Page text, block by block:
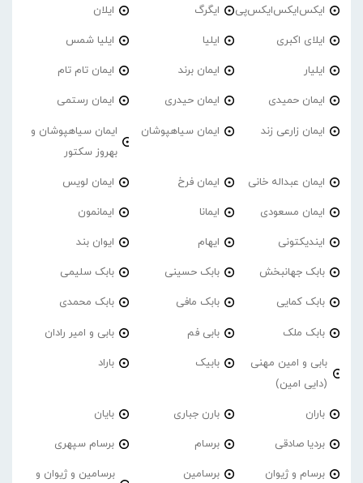
ایکس‌ایکس‌ایکس‌پی ایگرگ ایلان
ایلای اکبری ایلیا ایلیا شمس
ایلیار ایمان برند ایمان تام تام
ایمان حمیدی ایمان حیدری ایمان رستمی
ایمان زارعی زند ایمان سیاهپوشان
ایمان سیاهپوشان و
بهروز سکتور
ایمان عبداله خانی ایمان فرخ ایمان لویس
ایمان مسعودی ایمانا ایمانمون
ایندیکتونی ایهام ایوان بند
بابک جهانبخش بابک حسینی بابک سلیمی
بابک کمایی بابک مافی بابک محمدی
بابک ملک بابی فم بابی و امیر رادان
بابی و امین مهنی
(دایی امین)
بابیک باراد
باران بارن جباری بایان
بردیا صادقی برسام برسام سپهری
برسام و ژیوان برسامین
برسامین و ژیوان و